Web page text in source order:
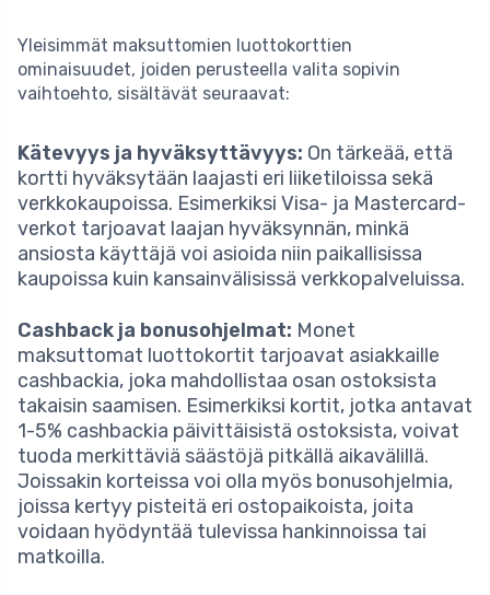
Yleisimmät maksuttomien luottokorttien
ominaisuudet, joiden perusteella valita sopivin
vaihtoehto, sisältävät seuraavat:
Kätevyys ja hyväksyttävyys: On tärkeää, että
kortti hyväksytään laajasti eri liiketiloissa sekä
verkkokaupoissa. Esimerkiksi Visa- ja Mastercard-
verkot tarjoavat laajan hyväksynnän, minkä
ansiosta käyttäjä voi asioida niin paikallisissa
kaupoissa kuin kansainvälisissä verkkopalveluissa.
Cashback ja bonusohjelmat: Monet
maksuttomat luottokortit tarjoavat asiakkaille
cashbackia, joka mahdollistaa osan ostoksista
takaisin saamisen. Esimerkiksi kortit, jotka antavat
1-5% cashbackia päivittäisistä ostoksista, voivat
tuoda merkittäviä säästöjä pitkällä aikavälillä.
Joissakin korteissa voi olla myös bonusohjelmia,
joissa kertyy pisteitä eri ostopaikoista, joita
voidaan hyödyntää tulevissa hankinnoissa tai
matkoilla.